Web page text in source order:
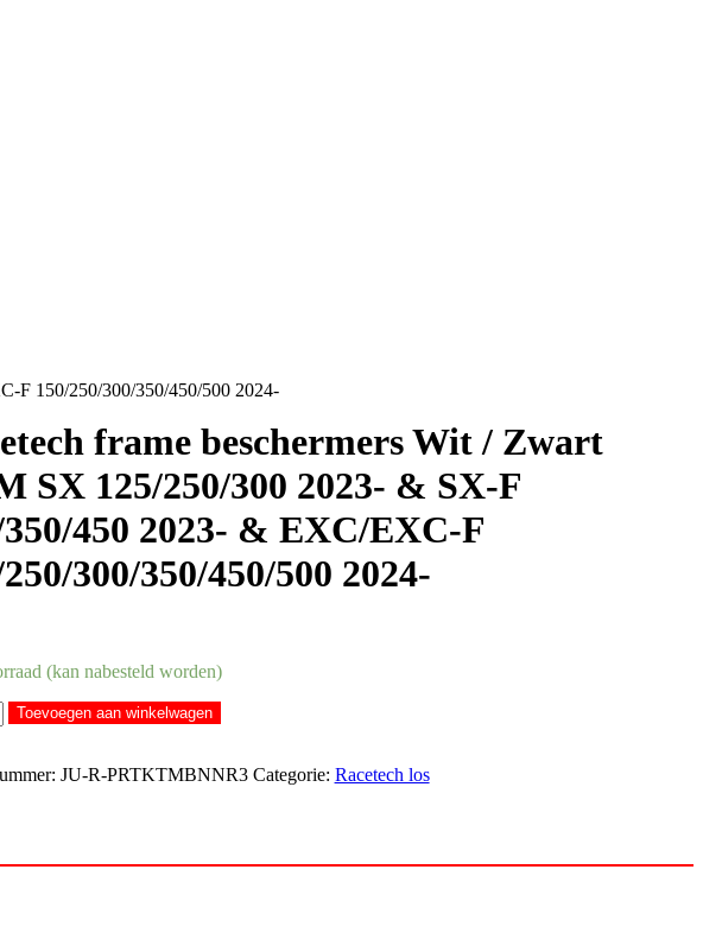
F 150/250/300/350/450/500 2024-
frame beschermers Wit / Zwart
SX 125/250/300 2023- & SX-F
350/450 2023- & EXC/EXC-F
300/350/450/500 2024-
(kan nabesteld worden)
Toevoegen aan winkelwagen
JU-R-PRTKTMBNNR3 Categorie: Racetech los